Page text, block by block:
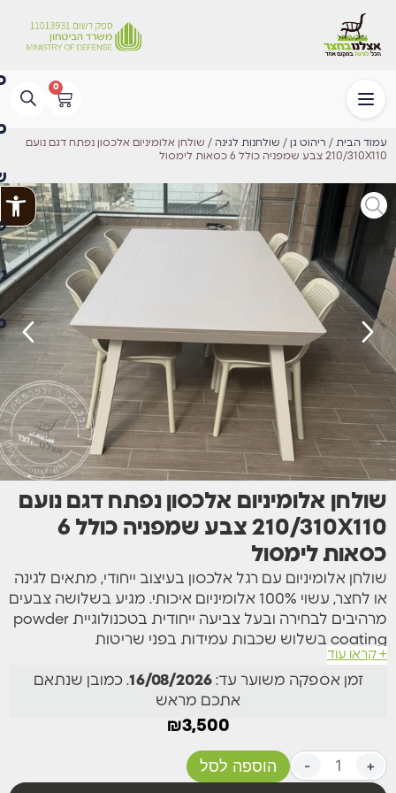
0
עמוד הבית / ריהוט גן / שולחנות לגינה / שולחן אלומיניום אלכסון נפתח דגם נועם
210/310X110 צבע שמפניה כולל 6 כסאות לימסול
שולחן אלומיניום אלכסון נפתח דגם נועם
210/310X110 צבע שמפניה כולל 6
כסאות לימסול
שולחן אלומיניום עם רגל אלכסון בעיצוב ייחודי, מתאים לגינה
או לחצר, עשוי 100% אלומיניום איכותי. מגיע בשלושה צבעים
מרהיבים לבחירה ובעל צביעה ייחודית בטכנולוגיית powder
coating בשלוש שכבות עמידות בפני שריטות
במראה טבעי ומבנה יציב וחזק. הפתיחה המרכזית (פתיחת
ספר) מאפשרת התאמה מושלמת לצרכים מגוונים, עם
תכונות עיקריות:
•חומר: אלומיניום 100% עמיד למזג האוויר.
+ קראו עוד
זמן אספקה משוער עד:16/08/2026. כמובן שנתאם
אתכם מראש
₪3,500
- +
הוספה לסל